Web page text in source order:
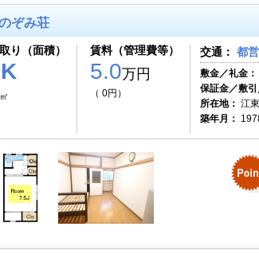
ぞみ荘
り（面積） 賃料（管理費等）
5.0万円
（ 0円）
交通： 都
敷金／礼金：
保証金／敷引
所在地： 江
築年月：